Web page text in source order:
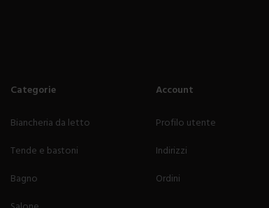
Categorie
Biancheria da letto
Tende e bastoni
Bagno
Account
Profilo utente
Indirizzi
Ordini